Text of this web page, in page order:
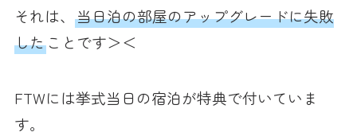
それは、 当日泊の部屋のアップグレードに失敗
したことです＞＜
FTWには挙式当日の宿泊が特典で付いていま
す。